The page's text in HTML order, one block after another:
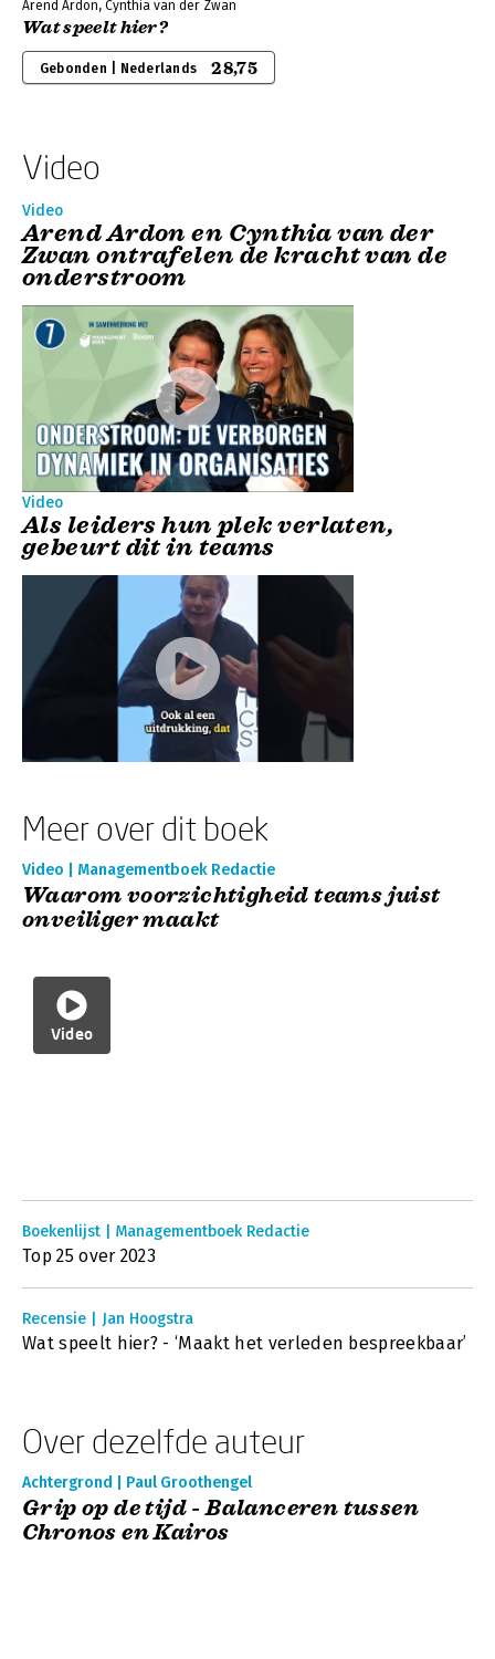
Arend Ardon, Cynthia van der Zwan
Wat speelt hier?
Gebonden | Nederlands 28,75
Video
Video
Arend Ardon en Cynthia van der
Zwan ontrafelen de kracht van de
onderstroom
Video
Als leiders hun plek verlaten,
gebeurt dit in teams
Meer over dit boek
Video | Managementboek Redactie
Waarom voorzichtigheid teams juist
onveiliger maakt
Video
Boekenlijst | Managementboek Redactie
Top 25 over 2023
Recensie | Jan Hoogstra
Wat speelt hier? - ‘Maakt het verleden bespreekbaar’
Over dezelfde auteur
Achtergrond | Paul Groothengel
Grip op de tijd - Balanceren tussen
Chronos en Kairos